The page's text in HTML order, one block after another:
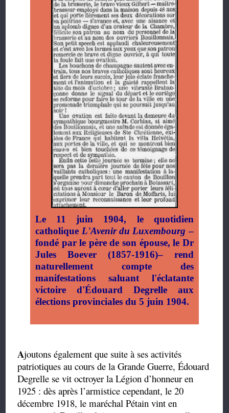
Le 11 juin 1904, le quotidien
catholique L'Avenir du Luxembourg –
fondé par le père de son épouse, le Dr
Jules Boever (1857-1916)– rend
naturellement compte des
manifestations saluant l'éclatante
victoire d'Édouard Degrelle aux
élections provinciales du 5 juin 1904.
Ajoutons également que suite à ses activités
patriotiques au cours de la Grande Guerre, Édouard
Degrelle se vit octroyer la Légion d’honneur en
1925 : dès après l’armistice cependant, le 20
décembre 1918, le maréchal Pétain vint en